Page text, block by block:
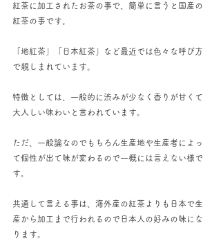
紅茶に加工されたお茶の事で、簡単に言うと国産の
紅茶の事です。
「地紅茶」「日本紅茶」など最近では色々な呼び方
で親しまれています。
特徴としては、一般的に渋みが少なく香りが甘くて
大人しい味わいと言われています。
ただ、一般論なのでもちろん生産地や生産者によっ
て個性が出て味が変わるので一概には言えない様で
す。
共通して言える事は、海外産の紅茶よりも日本で生
産から加工まで行われるので日本人の好みの味にな
ります。